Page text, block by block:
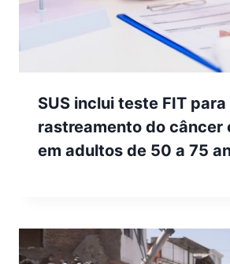
SUS inclui teste FIT para
rastreamento do câncer
em adultos de 50 a 75